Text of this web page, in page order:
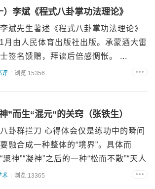
李斌《程式八卦掌功法理论》
斌先生著述《程式八卦掌功法理论》
月由人民体育出版社出版。承蒙酒大雷
签名馈赠，拜读后倍感惆怅。 ...
评 浏览:15356
”而生“混元”的关窍（张铁生）
卦群拦刀 心得体会仅是练功中的瞬间
融合成一种整体的“境界”。具体而
神”“凝神”之后的一种“松而不散”“天人
”的感觉。所以，要把这些体会...
术 浏览:13365